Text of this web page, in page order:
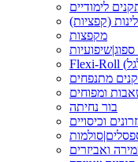
לימודיים
(קפציות)
מקפצות
מתנפחים
ומפוחים
בור נחיתה
וכיסויים
ואביזרים